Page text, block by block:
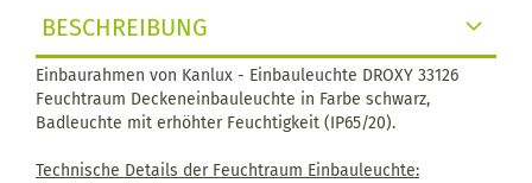
BESCHREIBUNG
Einbaurahmen von Kanlux - Einbauleuchte DROXY 33126
Feuchtraum Deckeneinbauleuchte in Farbe schwarz,
Badleuchte mit erhöhter Feuchtigkeit (IP65/20).
Technische Details der Feuchtraum Einbauleuchte: